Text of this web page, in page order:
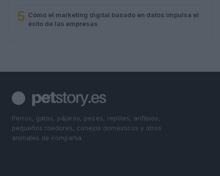
5 Cómo el marketing digital basado en datos impulsa el
éxito de las empresas
Perros, gatos, pájaros, peces, reptiles, anfibios,
pequeños roedores, conejos domésticos y otros
animales de compañía.